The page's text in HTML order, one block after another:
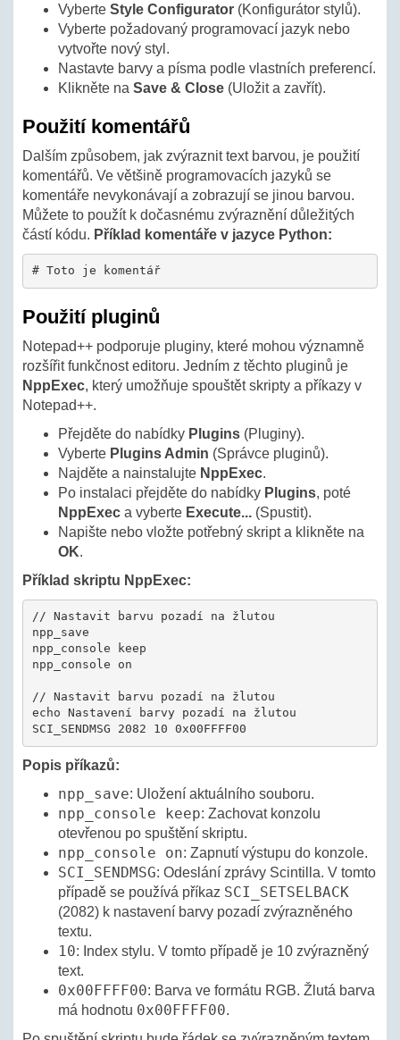
Vyberte Style Configurator (Konfigurátor stylů).
Vyberte požadovaný programovací jazyk nebo
vytvořte nový styl.
Nastavte barvy a písma podle vlastních preferencí.
Klikněte na Save & Close (Uložit a zavřít).
Použití komentářů
Dalším způsobem, jak zvýraznit text barvou, je použití
komentářů. Ve většině programovacích jazyků se
komentáře nevykonávají a zobrazují se jinou barvou.
Můžete to použít k dočasnému zvýraznění důležitých
částí kódu. Příklad komentáře v jazyce Python:
# Toto je komentář
Použití pluginů
Notepad++ podporuje pluginy, které mohou významně
rozšířit funkčnost editoru. Jedním z těchto pluginů je
NppExec, který umožňuje spouštět skripty a příkazy v
Notepad++.
Přejděte do nabídky Plugins (Pluginy).
Vyberte Plugins Admin (Správce pluginů).
Najděte a nainstalujte NppExec.
Po instalaci přejděte do nabídky Plugins, poté
NppExec a vyberte Execute... (Spustit).
Napište nebo vložte potřebný skript a klikněte na
OK.
Příklad skriptu NppExec:
// Nastavit barvu pozadí na žlutou
npp_save
npp_console keep
npp_console on
// Nastavit barvu pozadí na žlutou
echo Nastavení barvy pozadí na žlutou
Popis příkazů:
npp_save: Uložení aktuálního souboru.
npp_console keep: Zachovat konzolu
otevřenou po spuštění skriptu.
npp_console on: Zapnutí výstupu do konzole.
SCI_SENDMSG: Odeslání zprávy Scintilla. V tomto
případě se používá příkaz SCI_SETSELBACK
(2082) k nastavení barvy pozadí zvýrazněného
textu.
10: Index stylu. V tomto případě je 10 zvýrazněný
text.
0x00FFFF00: Barva ve formátu RGB. Žlutá barva
má hodnotu 0x00FFFF00.